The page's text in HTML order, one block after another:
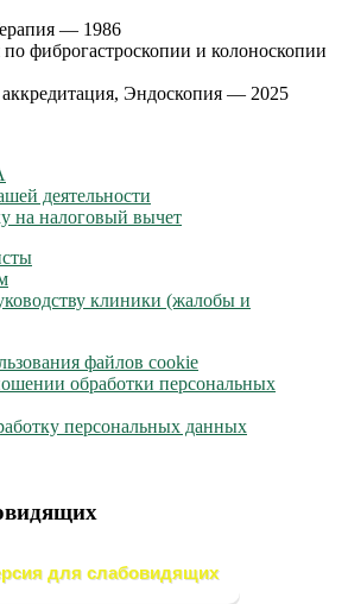
— 1986
фиброгастроскопии и колоноскопии
Эндоскопия — 2025
деятельности
на налоговый вычет
клиники (жалобы и
файлов cookie
обработки персональных
персональных данных
для слабовидящих